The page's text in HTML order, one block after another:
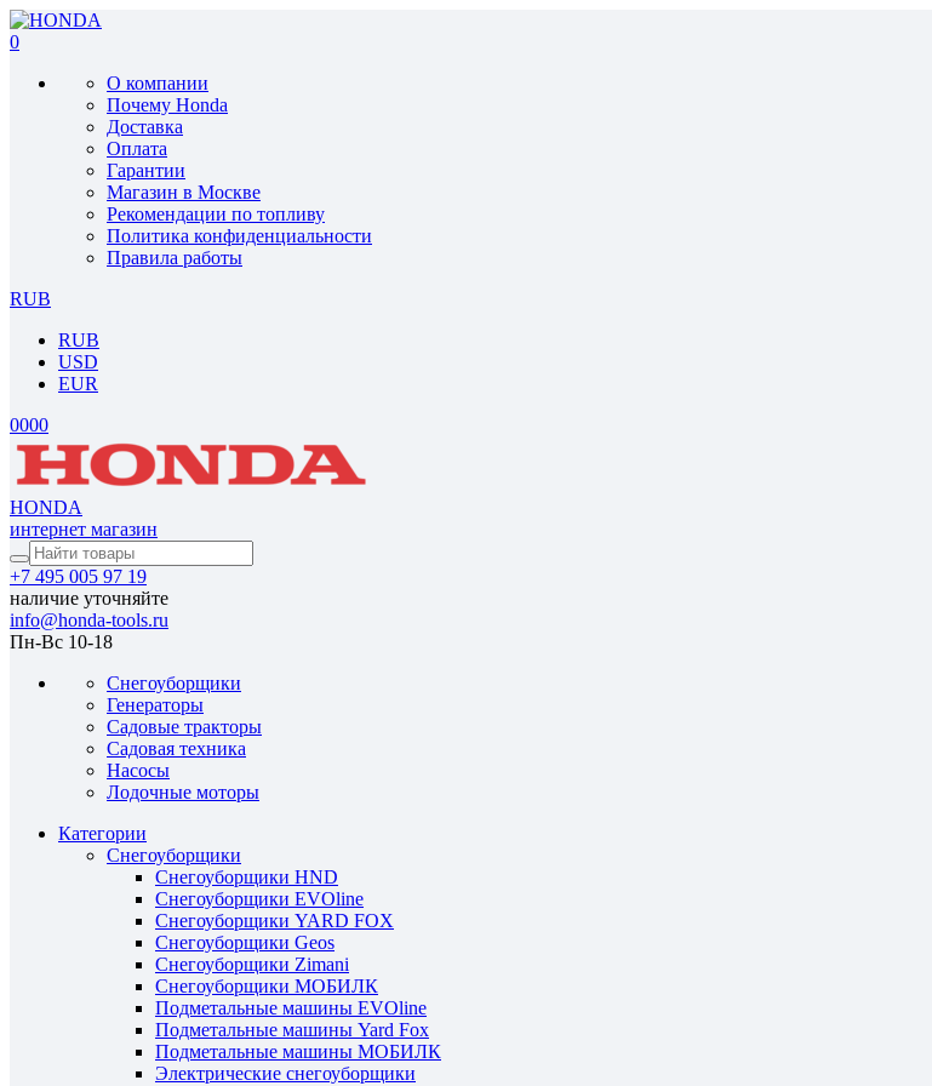
0
О компании
Почему Honda
Доставка
Оплата
Гарантии
Магазин в Москве
Рекомендации по топливу
Политика конфиденциальности
Правила работы
RUB
RUB
USD
EUR
0000
HONDA
интернет магазин
+7 495 005 97 19
наличие уточняйте
info@honda-tools.ru
Пн-Вс 10-18
Снегоуборщики
Генераторы
Садовые тракторы
Садовая техника
Насосы
Лодочные моторы
Категории
Снегоуборщики
Снегоуборщики HND
Снегоуборщики EVOline
Снегоуборщики YARD FOX
Снегоуборщики Geos
Снегоуборщики Zimani
Снегоуборщики МОБИЛК
Подметальные машины EVOline
Подметальные машины Yard Fox
Подметальные машины МОБИЛК
Электрические снегоуборщики